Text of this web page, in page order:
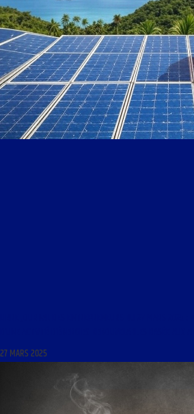
27 MARS 2025